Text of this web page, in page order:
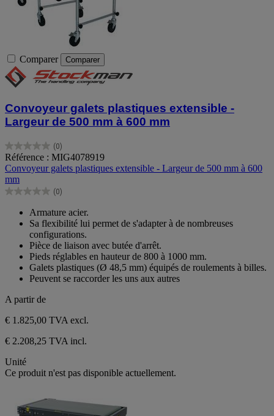
Comparer Comparer
Convoyeur galets plastiques extensible -
Largeur de 500 mm à 600 mm
(0)
0.0
sur
5
étoiles.
Référence : MIG4078919
Convoyeur galets plastiques extensible - Largeur de 500 mm à 600
mm
(0)
0.0
étoiles.
Armature acier.
Sa flexibilité lui permet de s'adapter à de nombreuses
configurations.
Pièce de liaison avec butée d'arrêt.
Pieds réglables en hauteur de 800 à 1000 mm.
Galets plastiques (Ø 48,5 mm) équipés de roulements à billes.
Peuvent se raccorder les uns aux autres
A partir de
€ 1.825,00 TVA excl.
€ 2.208,25 TVA incl.
Unité
Ce produit n'est pas disponible actuellement.